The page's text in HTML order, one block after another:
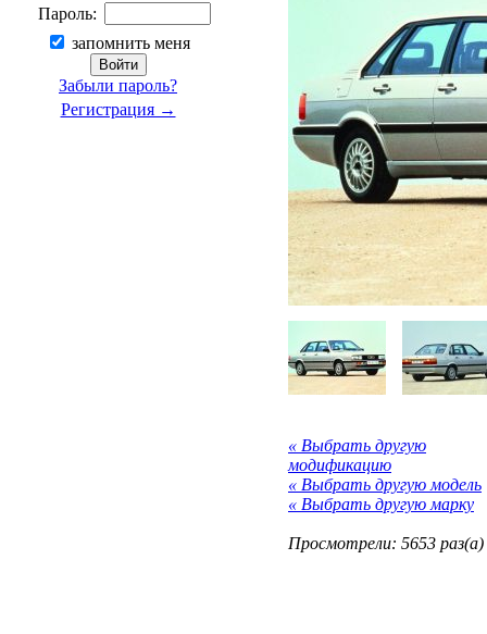
Пароль:
запомнить меня
Забыли пароль?
Регистрация →
« Выбрать другую
модификацию
« Выбрать другую модель
« Выбрать другую марку
Просмотрели: 5653 раз(а)